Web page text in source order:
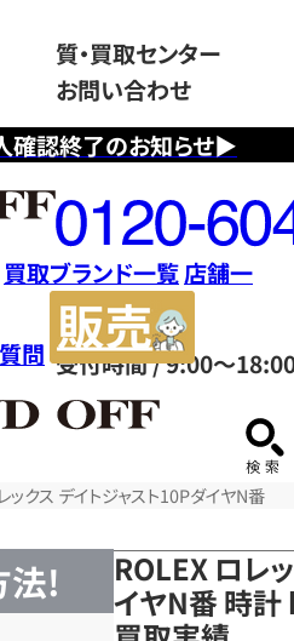
確認終了のお知らせ▶
質・買取センター
お問い合わせ
フ
リ
ー
ダ
イ
ヤ
ル
0120604117
受付時間 / 9:00～
買取ブランド一覧店舗一
問
サ
ックス デイトジャスト10PダイヤN番
法!
ROLEX ロレ
イヤN番 時